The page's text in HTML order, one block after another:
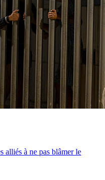
alliés à ne pas blâmer le